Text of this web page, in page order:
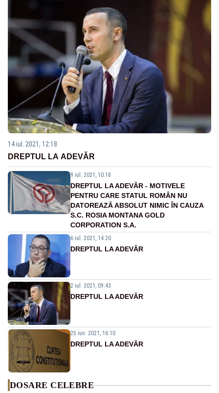
14 iul. 2021, 12:18
DREPTUL LA ADEVĂR
9 iul. 2021, 10:18
DREPTUL LA ADEVĂR - MOTIVELE
PENTRU CARE STATUL ROMÂN NU
DATOREAZĂ ABSOLUT NIMIC ÎN CAUZA
S.C. ROSIA MONTANA GOLD
CORPORATION S.A.
6 iul. 2021, 14:20
DREPTUL LA ADEVĂR
2 iul. 2021, 09:43
DREPTUL LA ADEVĂR
25 iun. 2021, 16:10
DREPTUL LA ADEVĂR
DOSARE CELEBRE